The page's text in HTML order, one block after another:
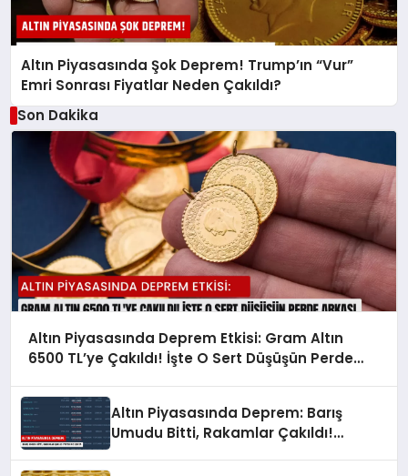
Altın Piyasasında Şok Deprem! Trump’ın “Vur”
Emri Sonrası Fiyatlar Neden Çakıldı?
Son Dakika
Altın Piyasasında Deprem Etkisi: Gram Altın
6500 TL’ye Çakıldı! İşte O Sert Düşüşün Perde
Altın Piyasasında Deprem: Barış
Umudu Bitti, Rakamlar Çakıldı!